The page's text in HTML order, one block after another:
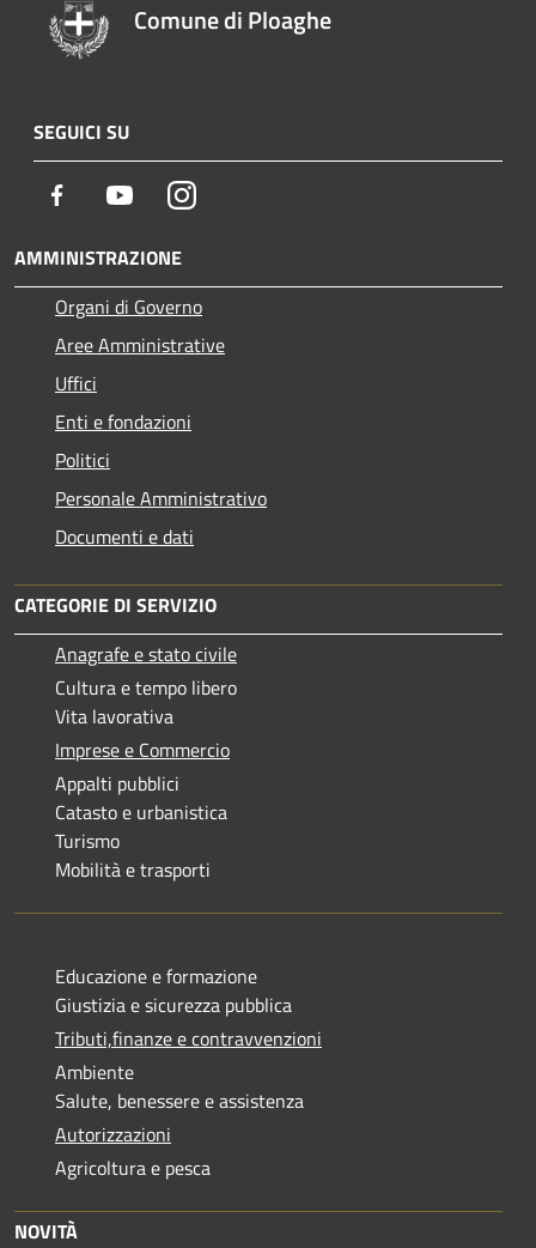
Comune di Ploaghe
SEGUICI SU
Facebook YoutubeInstagram
AMMINISTRAZIONE
Organi di Governo
Aree Amministrative
Uffici
Enti e fondazioni
Politici
Personale Amministrativo
Documenti e dati
CATEGORIE DI SERVIZIO
Anagrafe e stato civile
Cultura e tempo libero
Vita lavorativa
Imprese e Commercio
Appalti pubblici
Catasto e urbanistica
Turismo
Mobilità e trasporti
Educazione e formazione
Giustizia e sicurezza pubblica
Tributi,finanze e contravvenzioni
Ambiente
Salute, benessere e assistenza
Autorizzazioni
Agricoltura e pesca
NOVITÀ